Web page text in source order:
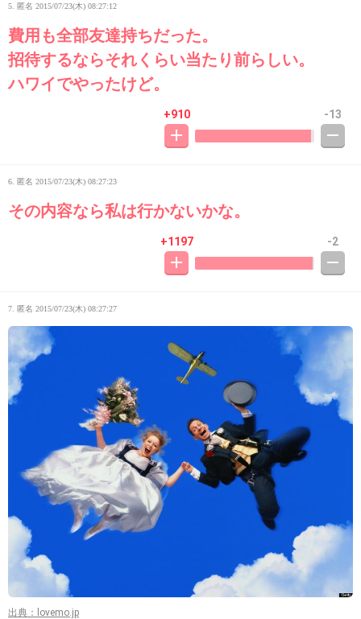
5. 匿名 2015/07/23(木) 08:27:12
費用も全部友達持ちだった。
招待するならそれくらい当たり前らしい。
ハワイでやったけど。
+910 -13
6. 匿名 2015/07/23(木) 08:27:23
その内容なら私は行かないかな。
+1197 -2
7. 匿名 2015/07/23(木) 08:27:27
出典：lovemo.jp